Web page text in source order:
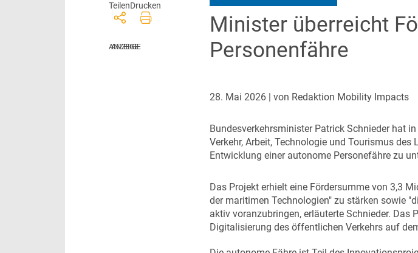
Minister überreicht
Personenfähre
28. Mai 2026 | von Redaktion Mobility Impacts
Bundesverkehrsminister Patrick Schnieder hat
Verkehr, Arbeit, Technologie und Tourismus
Entwicklung einer autonome Personefähre zu
Das Projekt erhielt eine Fördersumme von 3,3
der maritimen Technologien" zu stärken sowie
aktiv voranzubringen, erläuterte Schnieder. Das
Digitalisierung des öffentlichen Verkehrs auf
TeilenDrucken